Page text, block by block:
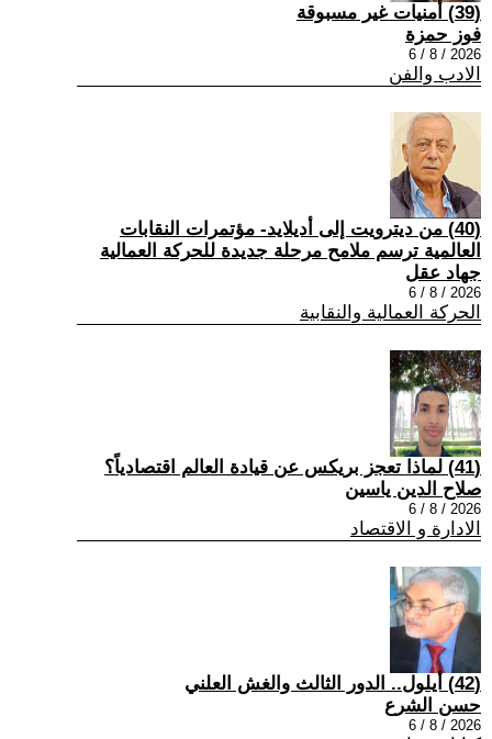
(39) أمنيات غير مسبوقة
فوز حمزة
2026 / 8 / 6
الادب والفن
(40) من ديترويت إلى أديلايد- مؤتمرات النقابات
العالمية ترسم ملامح مرحلة جديدة للحركة العمالية
جهاد عقل
2026 / 8 / 6
الحركة العمالية والنقابية
(41) لماذا تعجز بريكس عن قيادة العالم اقتصادياً؟
صلاح الدين ياسين
2026 / 8 / 6
الادارة و الاقتصاد
(42) أيلول.. الدور الثالث والغش العلني
حسن الشرع
2026 / 8 / 6